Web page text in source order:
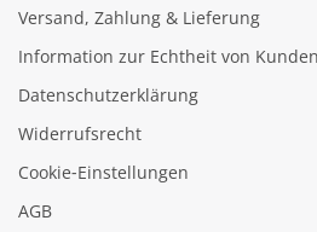
Versand, Zahlung & Lieferung
Information zur Echtheit von
Datenschutzerklärung
Widerrufsrecht
Cookie‑Einstellungen
AGB